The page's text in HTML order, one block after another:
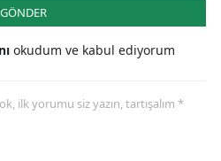
GÖNDER
okudum ve kabul ediyorum
ilk yorumu siz yazın, tartışalım *